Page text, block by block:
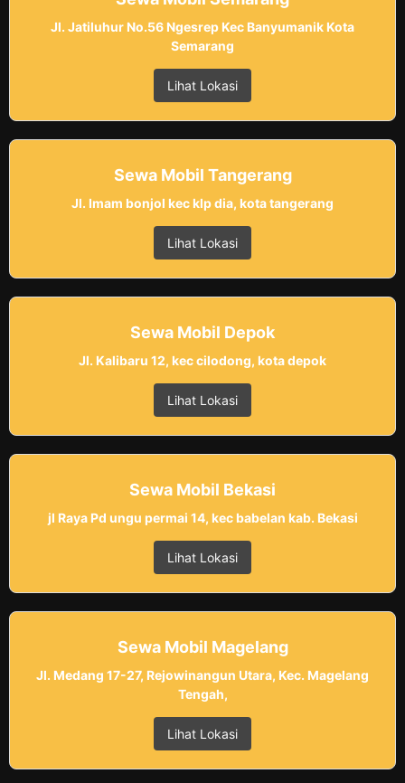
Jl. Jatiluhur No.56 Ngesrep Kec Banyumanik Kota
Semarang
Lihat Lokasi
Sewa Mobil Tangerang
Jl. Imam bonjol kec klp dia, kota tangerang
Lihat Lokasi
Sewa Mobil Depok
Jl. Kalibaru 12, kec cilodong, kota depok
Lihat Lokasi
Sewa Mobil Bekasi
jl Raya Pd ungu permai 14, kec babelan kab. Bekasi
Lihat Lokasi
Sewa Mobil Magelang
Jl. Medang 17-27, Rejowinangun Utara, Kec. Magelang
Tengah,
Lihat Lokasi